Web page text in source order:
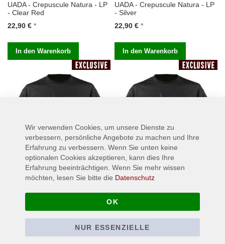
UADA - Crepuscule Natura - LP
- Clear Red
22,90 €
In den Warenkorb
UADA - Crepuscule Natura - LP
- Silver
22,90 €
In den Warenkorb
21,90 €
Shirt
Ab 21,90 €
Wir verwenden Cookies, um unsere Dienste zu
verbessern, persönliche Angebote zu machen und Ihre
Erfahrung zu verbessern. Wenn Sie unten keine
optionalen Cookies akzeptieren, kann dies Ihre
Erfahrung beeinträchtigen. Wenn Sie mehr wissen
möchten, lesen Sie bitte die Datenschutz
OK
NUR ESSENZIELLE